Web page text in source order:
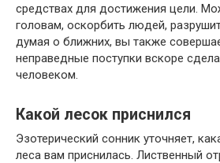
средствах для достижения цели.
головам, оскорбить людей,
думая о ближних, вы также
неправедные поступки вскоре
человеком.
Какой лесок приснился
Эзотерический сонник уточняет,
леса вам приснилась. Лиственный